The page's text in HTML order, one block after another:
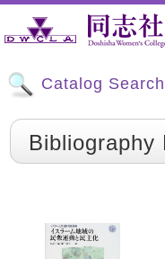
Catalog
Bibliography